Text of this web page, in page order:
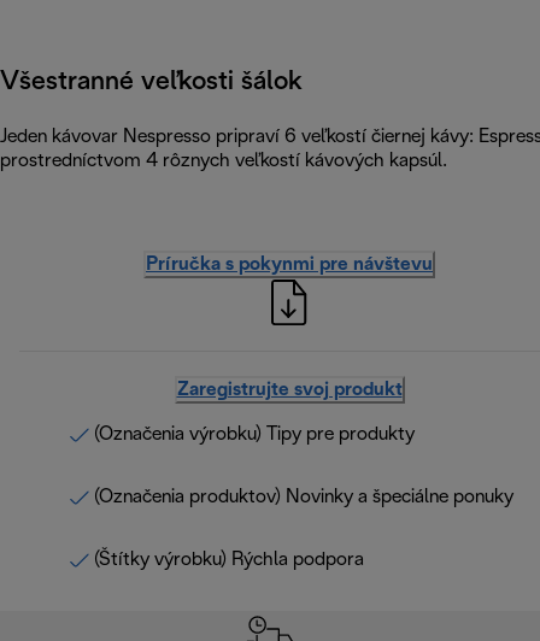
Všestranné veľkosti šálok
Jeden kávovar Nespresso pripraví 6 veľkostí čiernej kávy:
prostredníctvom 4 rôznych veľkostí kávových kapsúl.
Príručka s pokynmi pre návštevu
Zaregistrujte svoj produkt
(Označenia výrobku) Tipy pre produkty
(Označenia produktov) Novinky a špeciálne ponuky
(Štítky výrobku) Rýchla podpora